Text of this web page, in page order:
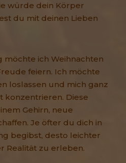
würde dein Körper
du mit deinen Lieben
möchte ich Weihnachten
feiern. Ich möchte
loslassen und mich ganz
konzentrieren. Diese
Gehirn, neue
Je öfter du dich in
begibst, desto leichter
Realität zu erleben.